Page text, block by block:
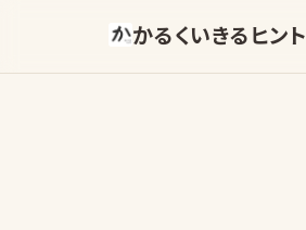
かるくいきるヒント